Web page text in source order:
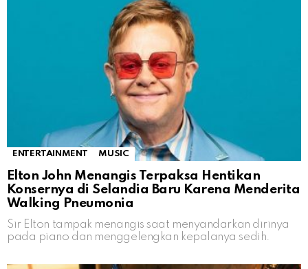
ENTERTAINMENT MUSIC
Elton John Menangis Terpaksa Hentikan
Konsernya di Selandia Baru Karena Menderita
Walking Pneumonia
Sir Elton tampak menangis saat menyandarkan dirinya
pada piano dan menggelengkan kepalanya sedih.